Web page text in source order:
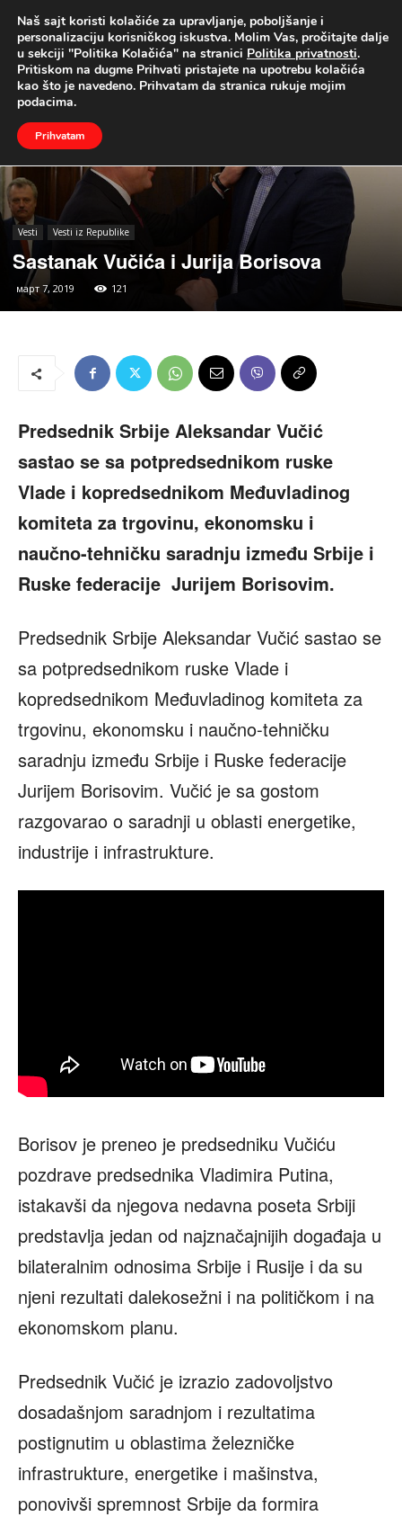
UŽIVO
Naslovna Vesti Vesti iz Republike
Vesti Vesti iz Republike
Sastanak Vučića i Jurija Borisova
март 7, 2019 121
Predsednik Srbije Aleksandar Vučić
sastao se sa potpredsednikom ruske
Vlade i kopredsednikom Međuvladinog
komiteta za trgovinu, ekonomsku i
naučno-tehničku saradnju između Srbije i
Ruske federacije Jurijem Borisovim.
Predsednik Srbije Aleksandar Vučić sastao se
sa potpredsednikom ruske Vlade i
kopredsednikom Međuvladinog komiteta za
trgovinu, ekonomsku i naučno-tehničku
saradnju između Srbije i Ruske federacije
Jurijem Borisovim. Vučić je sa gostom
razgovarao o saradnji u oblasti energetike,
industrije i infrastrukture.
Borisov je preneo je predsedniku Vučiću
pozdrave predsednika Vladimira Putina,
istakavši da njegova nedavna poseta Srbiji
predstavlja jedan od najznačajnijih događaja u
bilateralnim odnosima Srbije i Rusije i da su
njeni rezultati dalekosežni i na političkom i na
ekonomskom planu.
Predsednik Vučić je izrazio zadovoljstvo
dosadašnjom saradnjom i rezultatima
postignutim u oblastima železničke
infrastrukture, energetike i mašinstva,
ponovivši spremnost Srbije da formira
Naš sajt koristi kolačiće za upravljanje, poboljšanje i
personalizaciju korisničkog iskustva. Molim Vas, pročitajte dalje
u sekciji "Politika Kolačića" na stranici Politika privatnosti.
Pritiskom na dugme Prihvati pristajete na upotrebu kolačića
kao što je navedeno. Prihvatam da stranica rukuje mojim
podacima.
Prihvatam